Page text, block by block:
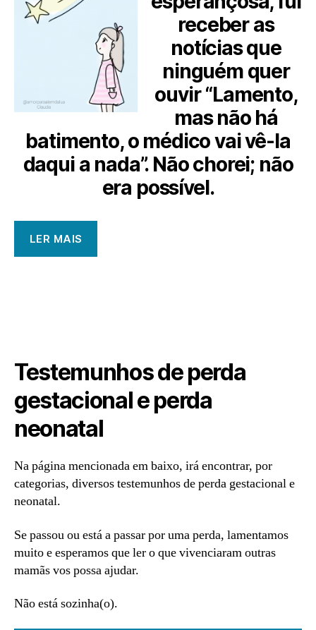
receber as
notícias que
ninguém quer
ouvir “Lamento,
mas não há
batimento, o médico vai vê-la
daqui a nada”. Não chorei; não
era possível.
LER MAIS
Testemunhos de perda
gestacional e perda
neonatal
Na página mencionada em baixo, irá encontrar, por
categorias, diversos testemunhos de perda gestacional e
neonatal.
Se passou ou está a passar por uma perda, lamentamos
muito e esperamos que ler o que vivenciaram outras
mamãs vos possa ajudar.
Não está sozinha(o).